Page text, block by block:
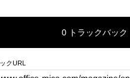
0 トラックバック
クURL